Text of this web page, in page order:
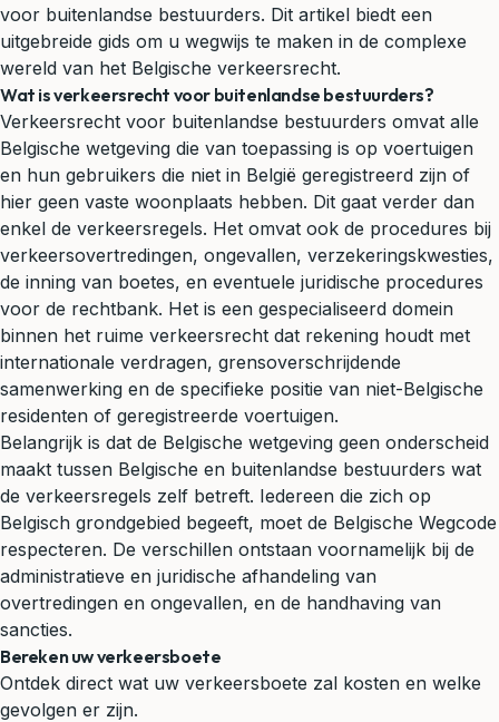
voor buitenlandse bestuurders. Dit artikel biedt een
uitgebreide gids om u wegwijs te maken in de complexe
wereld van het Belgische verkeersrecht.
Wat is verkeersrecht voor buitenlandse bestuurders?
Verkeersrecht voor buitenlandse bestuurders omvat alle
Belgische wetgeving die van toepassing is op voertuigen
en hun gebruikers die niet in België geregistreerd zijn of
hier geen vaste woonplaats hebben. Dit gaat verder dan
enkel de verkeersregels. Het omvat ook de procedures bij
verkeersovertredingen, ongevallen, verzekeringskwesties,
de inning van boetes, en eventuele juridische procedures
voor de rechtbank. Het is een gespecialiseerd domein
binnen het ruime verkeersrecht dat rekening houdt met
internationale verdragen, grensoverschrijdende
samenwerking en de specifieke positie van niet-Belgische
residenten of geregistreerde voertuigen.
Belangrijk is dat de Belgische wetgeving geen onderscheid
maakt tussen Belgische en buitenlandse bestuurders wat
de verkeersregels zelf betreft. Iedereen die zich op
Belgisch grondgebied begeeft, moet de Belgische Wegcode
respecteren. De verschillen ontstaan voornamelijk bij de
administratieve en juridische afhandeling van
overtredingen en ongevallen, en de handhaving van
sancties.
Bereken uw verkeersboete
Ontdek direct wat uw verkeersboete zal kosten en welke
gevolgen er zijn.